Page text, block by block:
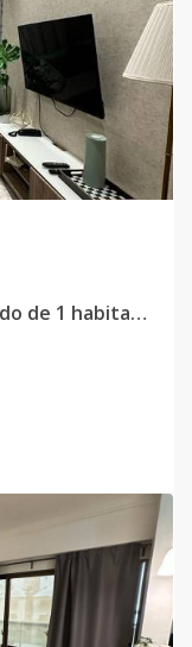
Apartamento Premium Amueblado de 1 habitación en Piantini